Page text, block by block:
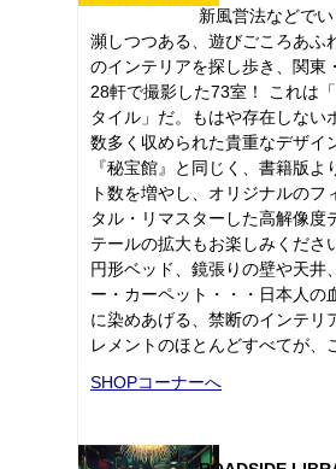
新風営法などで
瀕しつつある、遊びごころあふ
のインテリアを探し歩き、関東
28軒で撮影した73室！ これは
タイル」だ。もはや存在しない
数多く収められた貴重なデザイ
『秘宝館』と同じく、書籍版よ
ト数を増やし、オリジナルのフ
タル・リマスターした高解像度
テールの拡大もお楽しみくださ
円形ベッド、鏡張りの壁や天井
ー・カーペット・・・日本人の
に染めあげる、禁断のインテリ
レメントのほとんどすべてが、
SHOPコーナーへ